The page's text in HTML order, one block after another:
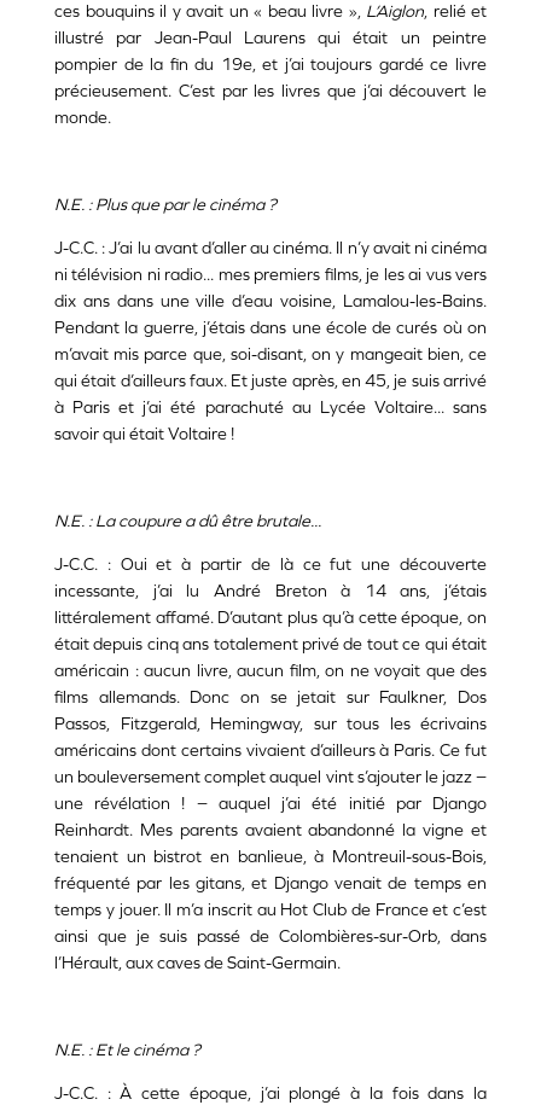
ces bouquins il y avait un « beau livre », L’Aiglon, relié et
illustré par Jean-Paul Laurens qui était un peintre
pompier de la fin du 19e, et j’ai toujours gardé ce livre
précieusement. C’est par les livres que j’ai découvert le
monde.
N.E. : Plus que par le cinéma ?
J-C.C. : J’ai lu avant d’aller au cinéma. Il n’y avait ni cinéma
ni télévision ni radio... mes premiers films, je les ai vus vers
dix ans dans une ville d’eau voisine, Lamalou-les-Bains.
Pendant la guerre, j’étais dans une école de curés où on
m’avait mis parce que, soi-disant, on y mangeait bien, ce
qui était d’ailleurs faux. Et juste après, en 45, je suis arrivé
à Paris et j’ai été parachuté au Lycée Voltaire... sans
savoir qui était Voltaire !
N.E. : La coupure a dû être brutale...
J-C.C. : Oui et à partir de là ce fut une découverte
incessante, j’ai lu André Breton à 14 ans, j’étais
littéralement affamé. D’autant plus qu’à cette époque, on
était depuis cinq ans totalement privé de tout ce qui était
américain : aucun livre, aucun film, on ne voyait que des
films allemands. Donc on se jetait sur Faulkner, Dos
Passos, Fitzgerald, Hemingway, sur tous les écrivains
américains dont certains vivaient d’ailleurs à Paris. Ce fut
un bouleversement complet auquel vint s’ajouter le jazz −
une révélation ! − auquel j’ai été initié par Django
Reinhardt. Mes parents avaient abandonné la vigne et
tenaient un bistrot en banlieue, à Montreuil-sous-Bois,
fréquenté par les gitans, et Django venait de temps en
temps y jouer. Il m’a inscrit au Hot Club de France et c’est
ainsi que je suis passé de Colombières-sur-Orb, dans
l’Hérault, aux caves de Saint-Germain.
N.E. : Et le cinéma ?
J-C.C. : À cette époque, j’ai plongé à la fois dans la